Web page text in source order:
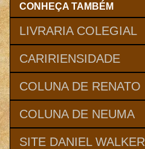
CONHEÇA TAMBÉM
LIVRARIA COLEGIAL
CARIRIENSIDADE
COLUNA DE RENATO
COLUNA DE NEUMA
SITE DANIEL WALKER